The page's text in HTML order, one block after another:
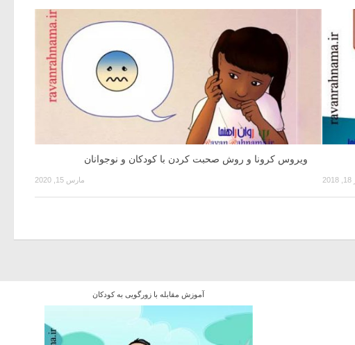
ویروس کرونا و روش صحبت کردن با کودکان و نوجوانان
مارس 15, 2020
آموزش مقابله با زورگویی به کودکان